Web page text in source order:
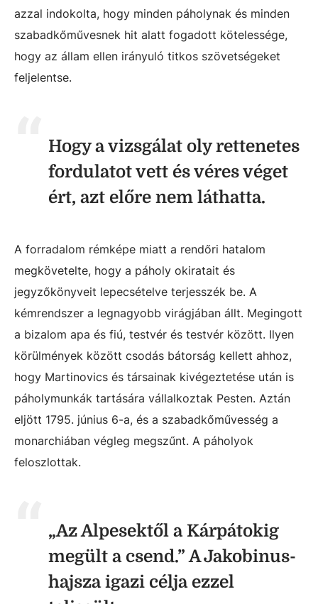
azzal indokolta, hogy minden páholynak és minden
szabadkőművesnek hit alatt fogadott kötelessége,
hogy az állam ellen irányuló titkos szövetségeket
feljelentse.
Hogy a vizsgálat oly rettenetes
fordulatot vett és véres véget
ért, azt előre nem láthatta.
A forradalom rémképe miatt a rendőri hatalom
megkövetelte, hogy a páholy okiratait és
jegyzőkönyveit lepecsételve terjesszék be. A
kémrendszer a legnagyobb virágjában állt. Megingott
a bizalom apa és fiú, testvér és testvér között. Ilyen
körülmények között csodás bátorság kellett ahhoz,
hogy Martinovics és társainak kivégeztetése után is
páholymunkák tartására vállalkoztak Pesten. Aztán
eljött 1795. június 6-a, és a szabadkőművesség a
monarchiában végleg megszűnt. A páholyok
feloszlottak.
„Az Alpesektől a Kárpátokig
megült a csend.” A Jakobinus-
hajsza igazi célja ezzel